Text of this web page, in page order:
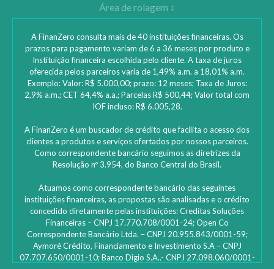
A FinanZero consulta mais de 40 instituições financeiras. Os
prazos para pagamento variam de 6 a 36 meses por produto e
Instituição financeira escolhida pelo cliente. A taxa de juros
oferecida pelos parceiros varia de 1,49% a.m. a 18,01% a.m.
Exemplo: Valor: R$ 5.000,00; prazo: 12 meses; Taxa de Juros:
2,9% a.m.; CET 64,4% a.a.; Parcelas R$ 500,44; Valor total com
IOF incluso: R$ 6.005,28.
A FinanZero é um buscador de crédito que facilita o acesso dos
clientes a produtos e serviços ofertados por nossos parceiros.
Como correspondente bancário seguimos as diretrizes da
Resolução nº 3.954, do Banco Central do Brasil.
Atuamos como correspondente bancário das seguintes
instituições financeiras, as propostas são analisadas e o crédito
concedido diretamente pelas instituições: ‎Creditas Soluções
Financeiras – CNPJ 17.770.708/0001-24; Open Co
Correspondente Bancário Ltda. – CNPJ 20.955.843/0001-59;
Aymoré Crédito, Financiamento e Investimento S.A – CNPJ
07.707.650/0001-10; Banco Digio S.A..- CNPJ 27.098.060/0001-